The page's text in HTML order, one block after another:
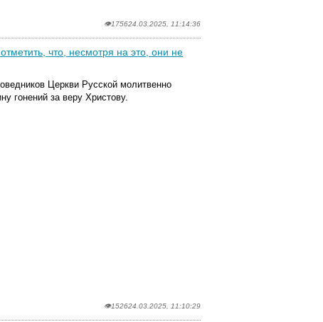
👁175624.03.2025, 11:14:36
что, несмотря на это, они не
Церкви Русской молитвенно
гонений за веру Христову.
👁152624.03.2025, 11:10:29